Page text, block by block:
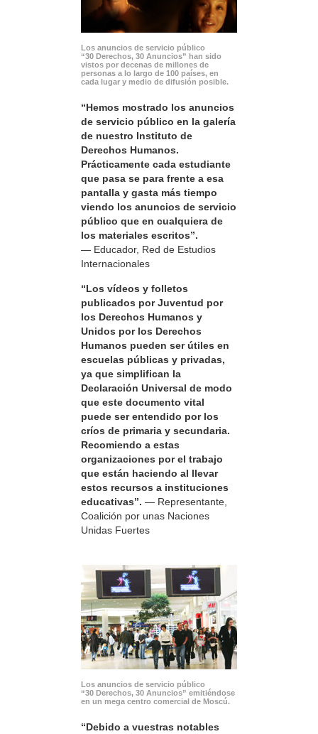
Los anuncios de servicio público
“30 Derechos, 30 Anuncios” han sido
vistos por decenas de millones de
personas a lo largo de 100 países, en
cada lugar y medio de difusión posible.
“Hemos mostrado los anuncios
de servicio público en la galería
de nuestro Instituto de
Derechos Humanos.
Prácticamente cada estudiante
que pasa se para frente a esa
pantalla y gasta más tiempo
viendo los anuncios de servicio
público que en cualquiera de
los materiales escritos”.
— Educador, Red de Estudios
Internacionales
“Los vídeos y folletos
publicados por Juventud por
los Derechos Humanos y
Unidos por los Derechos
Humanos pueden ser útiles en
escuelas públicas y privadas,
ya que simplifican la
Declaración Universal de modo
que este documento vital
puede ser entendido por los
críos de primaria y secundaria.
Recomiendo a estas
organizaciones por el trabajo
que están haciendo al llevar
estos recursos a instituciones
educativas”. — Representante,
Coalición por unas Naciones
Unidas Fuertes
Los anuncios de servicio público
“30 Derechos, 30 Anuncios” emitiéndose
en un mega centro comercial de Moscú.
“Debido a vuestras notables